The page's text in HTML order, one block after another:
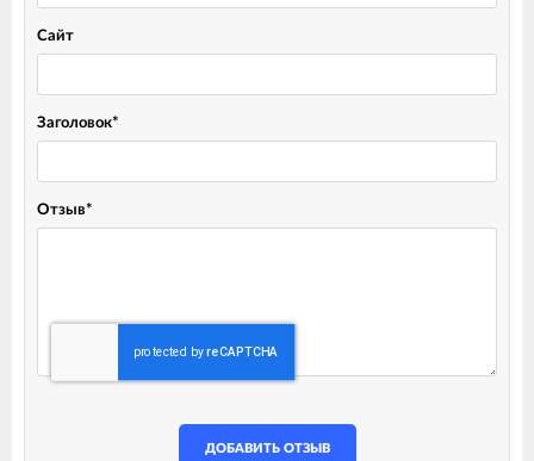
Сайт
Заголовок*
Отзыв*
ДОБАВИТЬ ОТЗЫВ